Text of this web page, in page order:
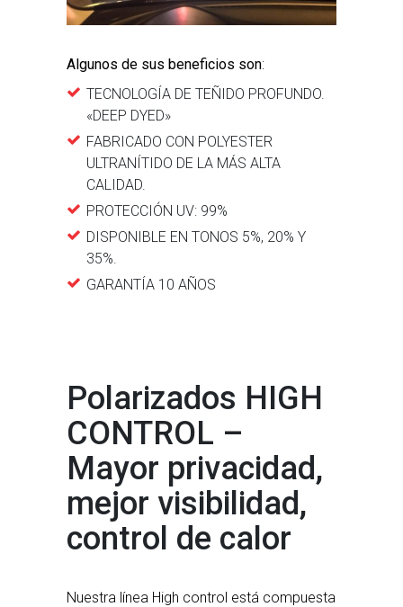
Algunos de sus beneficios son:
TECNOLOGÍA DE TEÑIDO PROFUNDO.
«DEEP DYED»
FABRICADO CON POLYESTER
ULTRANÍTIDO DE LA MÁS ALTA
CALIDAD.
PROTECCIÓN UV: 99%
DISPONIBLE EN TONOS 5%, 20% Y
35%.
GARANTÍA 10 AÑOS
Polarizados HIGH
CONTROL –
Mayor privacidad,
mejor visibilidad,
control de calor
Nuestra línea High control está compuesta